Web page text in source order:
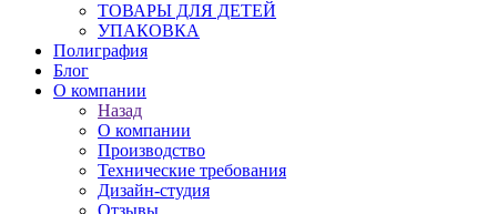
ТОВАРЫ ДЛЯ ДЕТЕЙ
УПАКОВКА
Полиграфия
Блог
О компании
Назад
О компании
Производство
Технические требования
Дизайн-студия
Отзывы